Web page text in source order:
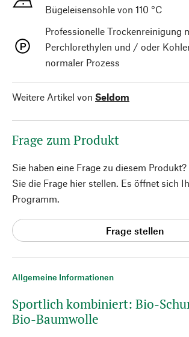
Allgemeine Informationen
Sportlich kombiniert: Bio-
Bio-Baumwolle
Bügeleisensohle von 110 °C
Professionelle Trockenreinigung
Perchlorethylen und / oder
normaler Prozess
Weitere Artikel von Seldom
Frage zum Produkt
Sie haben eine Frage zu diesem
Sie die Frage hier stellen. Es öffnet sich
Programm.
Frage stellen